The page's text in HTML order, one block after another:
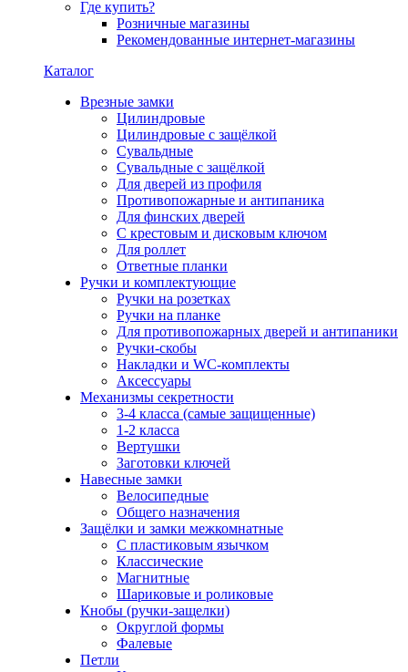
Где купить?
Розничные магазины
Рекомендованные интернет-магазины
Каталог
Врезные замки
Цилиндровые
Цилиндровые с защёлкой
Сувальдные
Сувальдные с защёлкой
Для дверей из профиля
Противопожарные и антипаника
Для финских дверей
С крестовым и дисковым ключом
Для роллет
Ответные планки
Ручки и комплектующие
Ручки на розетках
Ручки на планке
Для противопожарных дверей и антипаники
Ручки-скобы
Накладки и WC-комплекты
Аксессуары
Механизмы секретности
3-4 класса (самые защищенные)
1-2 класса
Вертушки
Заготовки ключей
Навесные замки
Велосипедные
Общего назначения
Защёлки и замки межкомнатные
С пластиковым язычком
Классические
Магнитные
Шариковые и роликовые
Кнобы (ручки-защелки)
Округлой формы
Фалевые
Петли